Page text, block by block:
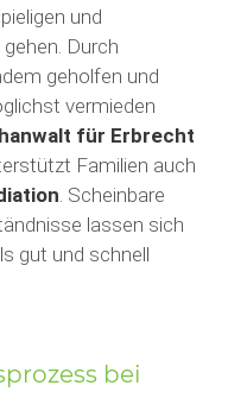
und
Durch
geholfen und
vermieden
für Erbrecht
Familien auch
. Scheinbare
lassen sich
gut und schnell
bei